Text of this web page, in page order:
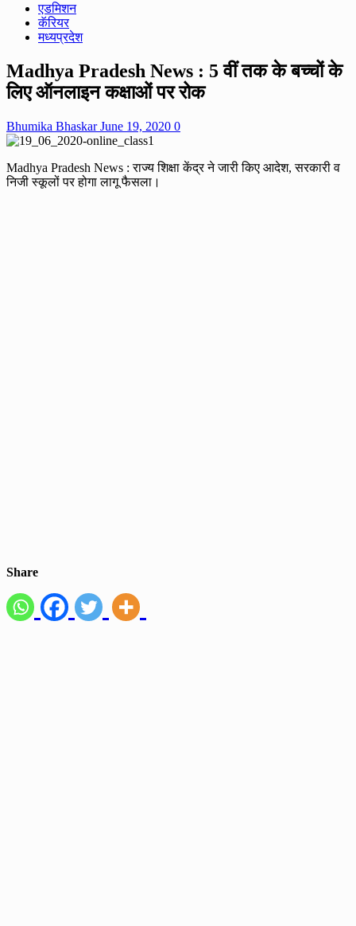
एडमिशन
कॅरियर
मध्यप्रदेश
Madhya Pradesh News : 5 वीं तक के बच्चों के
लिए ऑनलाइन कक्षाओं पर रोक
Bhumika BhaskarJune 19, 2020 0
Madhya Pradesh News : राज्य शिक्षा केंद्र ने जारी किए आदेश, सरकारी व
निजी स्कूलों पर होगा लागू फैसला।
Share